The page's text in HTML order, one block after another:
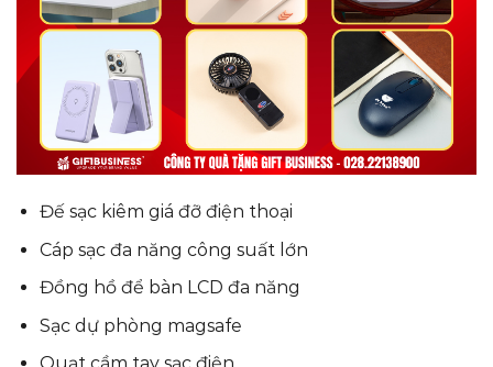
Đế sạc kiêm giá đỡ điện thoại
Cáp sạc đa năng công suất lớn
Đồng hồ để bàn LCD đa năng
Sạc dự phòng magsafe